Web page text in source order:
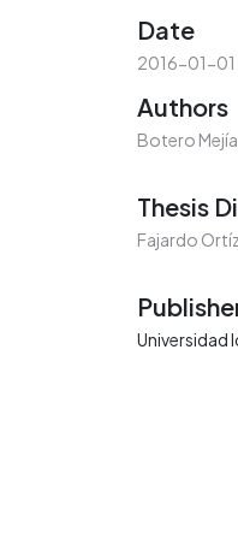
Date
2016-01-01
Authors
Botero
Thesis
Fajardo
Universidad